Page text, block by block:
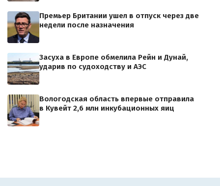
Премьер Британии ушел в отпуск через две
недели после назначения
Засуха в Европе обмелила Рейн и Дунай,
ударив по судоходству и АЭС
Вологодская область впервые отправила
в Кувейт 2,6 млн инкубационных яиц